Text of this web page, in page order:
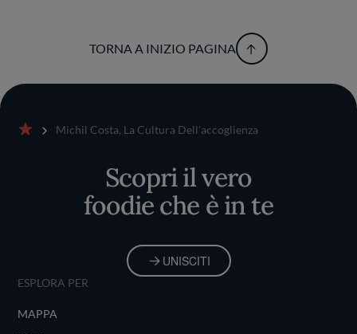
TORNA A INIZIO PAGINA
Michil Costa, La Cultura Dell’accoglienza
Scopri il vero
foodie che è in te
UNISCITI
ESPLORA PER
MAPPA